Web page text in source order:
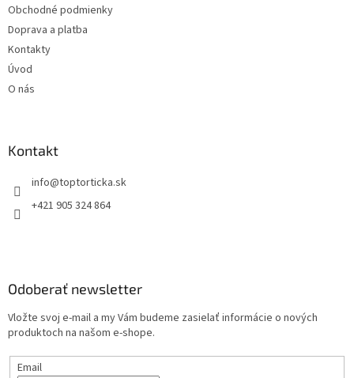
Obchodné podmienky
Doprava a platba
Kontakty
Úvod
O nás
Kontakt
+421 905 324 864
Odoberať newsletter
Vložte svoj e-mail a my Vám budeme zasielať informácie o nových
produktoch na našom e-shope.
Email